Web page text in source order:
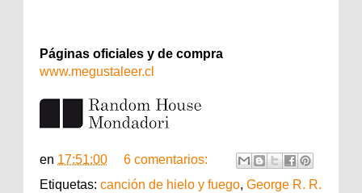
Páginas oficiales y de compra
www.megustaleer.cl
en 17:51:00
6 comentarios:
Etiquetas: canción de hielo y fuego, George R. R.